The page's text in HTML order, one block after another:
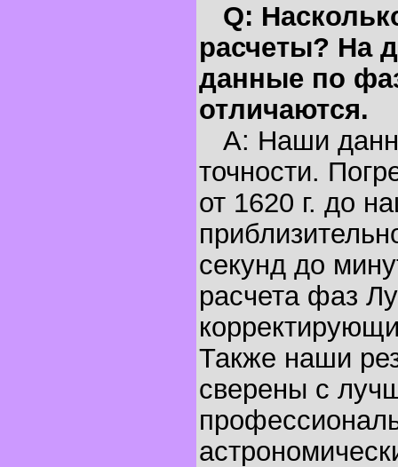
Q:
расчеты? На
данные по
отличаются.
A: Наши
точности.
от 1620 г. до
секунд до
расчета фаз
Также наши
сверены с